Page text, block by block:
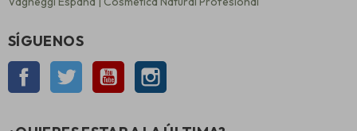
SÍGUENOS
Facebook Twitter YouTube